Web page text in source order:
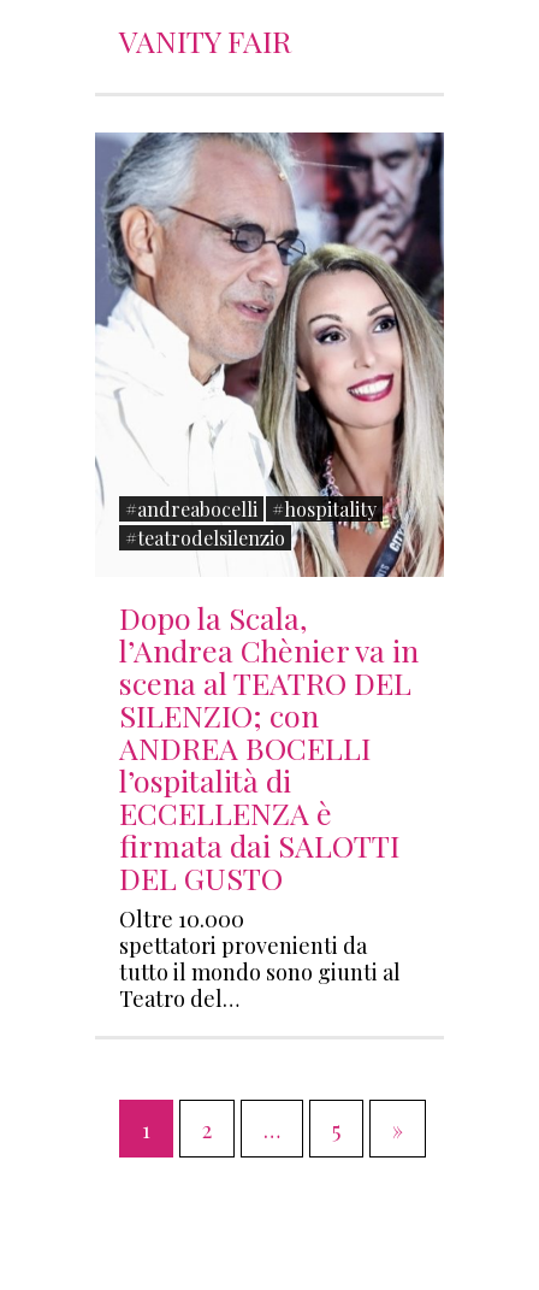
VANITY FAIR
#andreabocelli
#hospitality
#teatrodelsilenzio
Dopo la Scala,
l’Andrea Chènier va in
scena al TEATRO DEL
SILENZIO; con
ANDREA BOCELLI
l’ospitalità di
ECCELLENZA è
firmata dai SALOTTI
DEL GUSTO
Oltre 10.000
spettatori provenienti da
tutto il mondo sono giunti al
Teatro del…
1 2 … 5 »